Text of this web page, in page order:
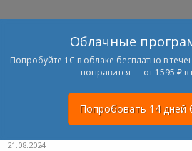
Облачные
Попробуйте 1С в облаке бесплатно в
понравится — от 1595 ₽ в
Попробовать 14 дней
21.08.2024